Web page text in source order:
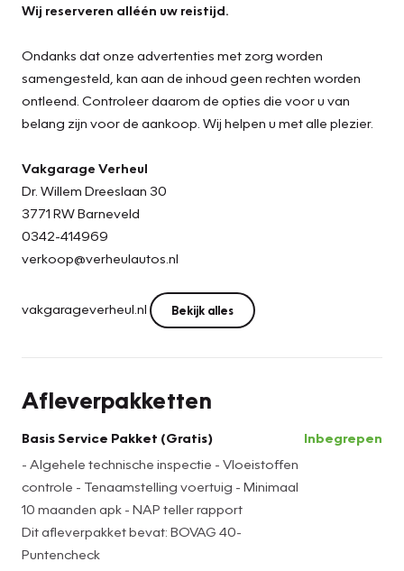
Wij reserveren alléén uw reistijd.
Ondanks dat onze advertenties met zorg worden
samengesteld, kan aan de inhoud geen rechten worden
ontleend. Controleer daarom de opties die voor u van
belang zijn voor de aankoop. Wij helpen u met alle plezier.
Vakgarage Verheul
Dr. Willem Dreeslaan 30
3771 RW Barneveld
0342-414969
verkoop@verheulautos.nl
vakgarageverheul.nl Bekijk alles
Afleverpakketten
Basis Service Pakket (Gratis)
- Algehele technische inspectie - Vloeistoffen
controle - Tenaamstelling voertuig - Minimaal
10 maanden apk - NAP teller rapport
Dit afleverpakket bevat: BOVAG 40-
Puntencheck
Inbegrepen